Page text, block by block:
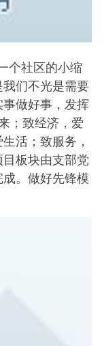
个社区的小缩
们不光是需要
做好事，发挥
；致经济，爱
活；致服务，
板块由支部党
。做好先锋模